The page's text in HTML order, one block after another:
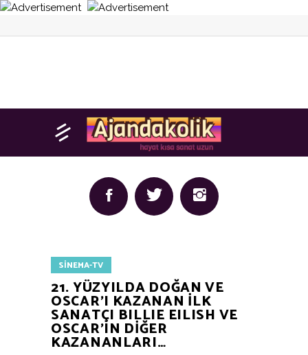
SINEMA-TV
21. YÜZYILDA DOĞAN VE
OSCAR’I KAZANAN İLK
SANATÇI BILLIE EILISH VE
OSCAR’IN DİĞER
KAZANANLARI…